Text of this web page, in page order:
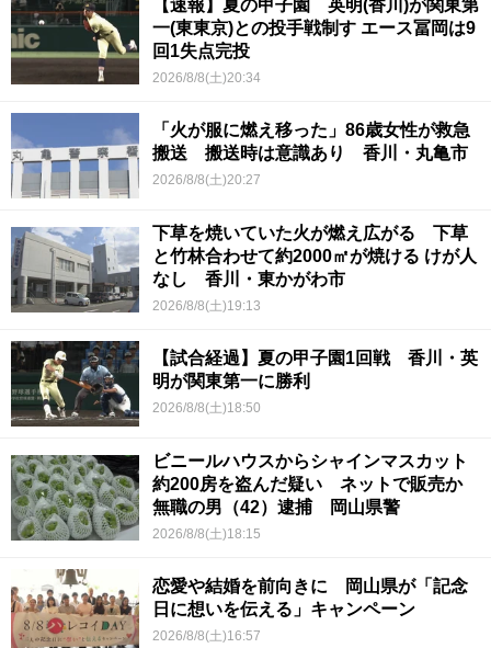
【速報】夏の甲子園 英明(香川)が関東第
一(東東京)との投手戦制す エース冨岡は9
回1失点完投
2026/8/8(土)20:34
「火が服に燃え移った」86歳女性が救急
搬送 搬送時は意識あり 香川・丸亀市
2026/8/8(土)20:27
下草を焼いていた火が燃え広がる 下草
と竹林合わせて約2000㎡が焼ける けが人
なし 香川・東かがわ市
2026/8/8(土)19:13
【試合経過】夏の甲子園1回戦 香川・英
明が関東第一に勝利
2026/8/8(土)18:50
ビニールハウスからシャインマスカット
約200房を盗んだ疑い ネットで販売か
無職の男（42）逮捕 岡山県警
2026/8/8(土)18:15
恋愛や結婚を前向きに 岡山県が「記念
日に想いを伝える」キャンペーン
2026/8/8(土)16:57